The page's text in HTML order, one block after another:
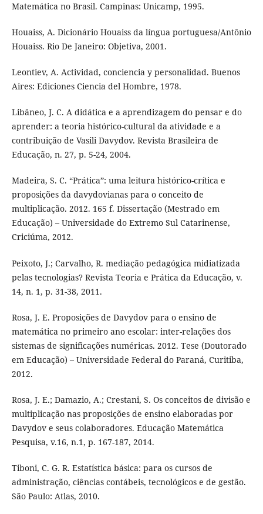
Matemática no Brasil. Campinas: Unicamp, 1995.
Houaiss, A. Dicionário Houaiss da língua portuguesa/Antônio
Houaiss. Rio De Janeiro: Objetiva, 2001.
Leontiev, A. Actividad, conciencia y personalidad. Buenos
Aires: Ediciones Ciencia del Hombre, 1978.
Libâneo, J. C. A didática e a aprendizagem do pensar e do
aprender: a teoria histórico-cultural da atividade e a
contribuição de Vasili Davydov. Revista Brasileira de
Educação, n. 27, p. 5-24, 2004.
Madeira, S. C. “Prática”: uma leitura histórico-crítica e
proposições da davydovianas para o conceito de
multiplicação. 2012. 165 f. Dissertação (Mestrado em
Educação) – Universidade do Extremo Sul Catarinense,
Criciúma, 2012.
Peixoto, J.; Carvalho, R. mediação pedagógica midiatizada
pelas tecnologias? Revista Teoria e Prática da Educação, v.
14, n. 1, p. 31-38, 2011.
Rosa, J. E. Proposições de Davydov para o ensino de
matemática no primeiro ano escolar: inter-relações dos
sistemas de significações numéricas. 2012. Tese (Doutorado
em Educação) – Universidade Federal do Paraná, Curitiba,
2012.
Rosa, J. E.; Damazio, A.; Crestani, S. Os conceitos de divisão e
multiplicação nas proposições de ensino elaboradas por
Davydov e seus colaboradores. Educação Matemática
Pesquisa, v.16, n.1, p. 167-187, 2014.
Tiboni, C. G. R. Estatística básica: para os cursos de
administração, ciências contábeis, tecnológicos e de gestão.
São Paulo: Atlas, 2010.